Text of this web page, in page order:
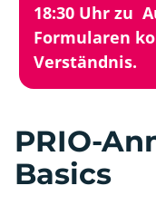
18:30 Uhr zu
Formularen
Verständnis.
PRIO-
Basics